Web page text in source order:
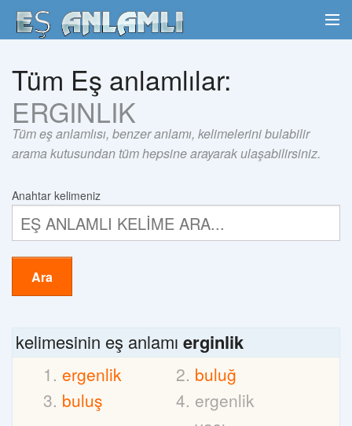
Tüm Eş anlamlılar:
ERGINLIK
Tüm eş anlamlısı, benzer anlamı, kelimelerini bulabilir
arama kutusundan tüm hepsine arayarak ulaşabilirsiniz.
Anahtar kelimeniz
Ara
kelimesinin eş anlamı erginlik
ergenlik
buluğ
buluş
ergenlik